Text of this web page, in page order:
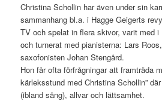
Christina Schollin har även under sin
sammanhang bl.a. i Hagge Geigerts
TV och spelat in flera skivor, varit med i
och turnerat med pianisterna: Lars
saxofonisten Johan Stengård.
Hon får ofta förfrågningar att framträda
kärleksstund med Christina Schollin”
(ibland sång), allvar och lättsamhet.